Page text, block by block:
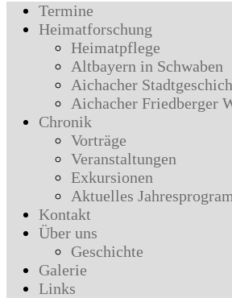
Termine
Heimatforschung
Heimatpflege
Altbayern in Schwaben
Aichacher
Aichacher Friedberger
Chronik
Vorträge
Veranstaltungen
Exkursionen
Aktuelles
Kontakt
Über uns
Geschichte
Galerie
Links